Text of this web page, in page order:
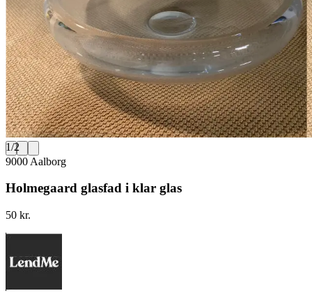
1/2
9000 Aalborg
Holmegaard glasfad i klar glas
50 kr.